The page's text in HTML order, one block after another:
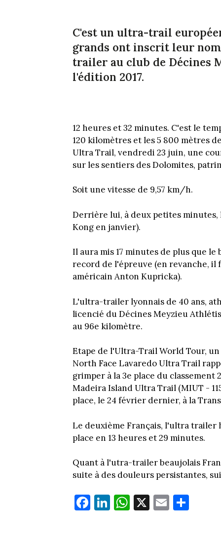
C'est un ultra-trail
grands ont inscrit leur
trailer au club de Décines
l'édition 2017.
12 heures et 32 minutes. C'est le
120 kilomètres et les 5 800 mètres
Ultra Trail, vendredi 23 juin, une
sur les sentiers des Dolomites,
Soit une vitesse de 9,57 km/h.
Derrière lui, à deux petites minutes,
Kong en janvier).
Il aura mis 17 minutes de plus que
record de l'épreuve (en revanche, il
américain Anton Kupricka).
L'ultra-trailer lyonnais de 40 ans,
licencié du Décines Meyzieu
au 96e kilomètre.
Etape de l'Ultra-Trail World Tour,
North Face Lavaredo Ultra Trail
grimper à la 3e place du classement
Madeira Island Ultra Trail (MIUT -
place, le 24 février dernier, à la
Le deuxième Français, l'ultra trailer
place en 13 heures et 29 minutes.
Quant à l'utra-trailer beaujolais
suite à des douleurs persistantes,
Fa
ce
Li
nk
W
ha
X E
m